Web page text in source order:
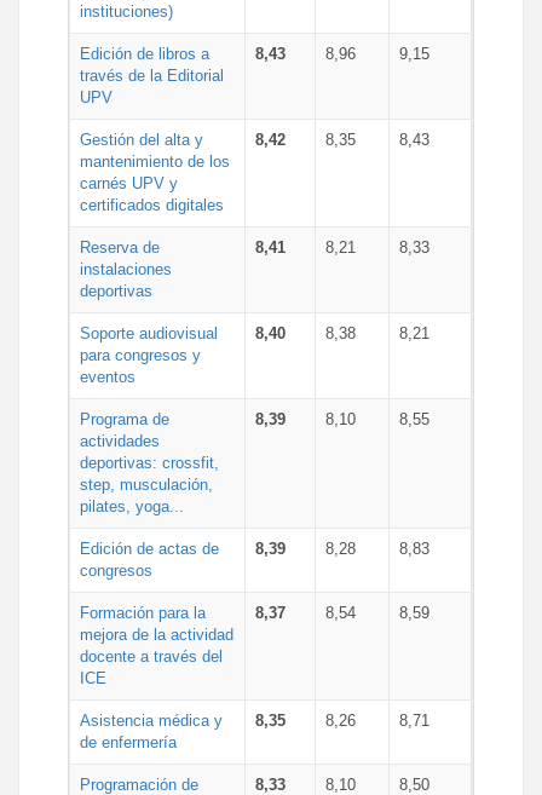
instituciones)
Edición de libros a
través de la Editorial
UPV
8,43 8,96 9,15
Gestión del alta y
mantenimiento de los
carnés UPV y
certificados digitales
8,42 8,35 8,43
Reserva de
instalaciones
deportivas
8,41 8,21 8,33
Soporte audiovisual
para congresos y
eventos
8,40 8,38 8,21
Programa de
actividades
deportivas: crossfit,
step, musculación,
pilates, yoga...
8,39 8,10 8,55
Edición de actas de
congresos
8,39 8,28 8,83
Formación para la
mejora de la actividad
docente a través del
ICE
8,37 8,54 8,59
Asistencia médica y
de enfermería
8,35 8,26 8,71
Programación de
8,33 8,10 8,50